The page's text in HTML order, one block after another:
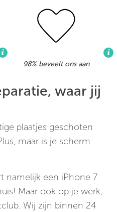
98% beveelt ons aan
waar jij
plaatjes geschoten
maar is je scherm
namelijk een iPhone 7
Maar ook op je werk,
Wij zijn binnen 24